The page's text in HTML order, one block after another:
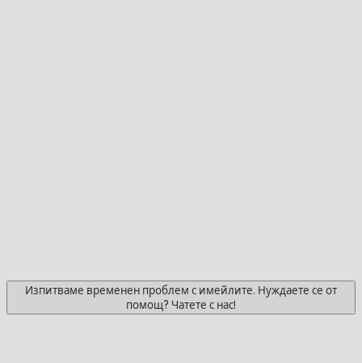
Изпитваме временен проблем с имейлите. Нуждаете се от
помощ? Чатете с нас!